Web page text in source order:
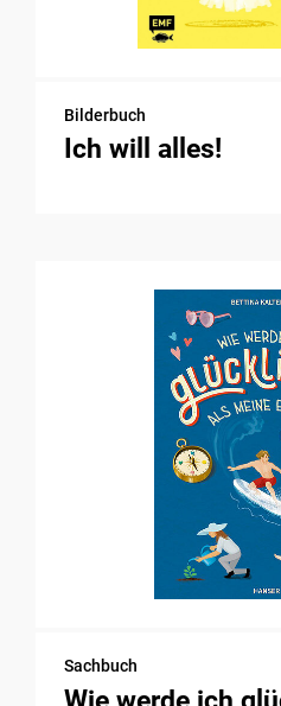
Bilderbuch
Ich will alles!
Sachbuch